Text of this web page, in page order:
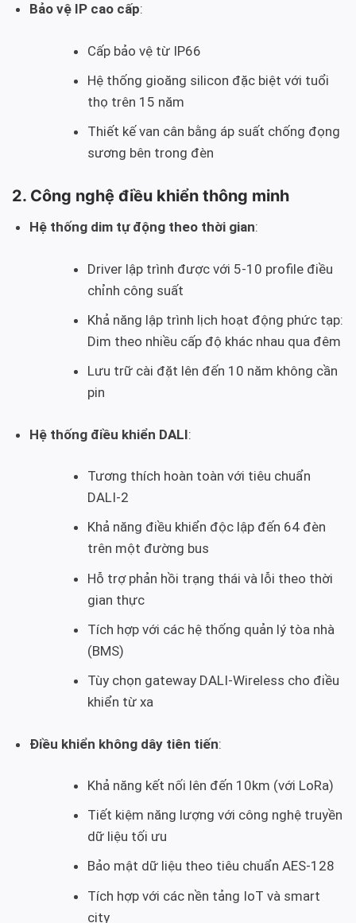
Bảo vệ IP cao cấp:
Cấp bảo vệ từ IP66
Hệ thống gioăng silicon đặc biệt với tuổi
thọ trên 15 năm
Thiết kế van cân bằng áp suất chống đọng
sương bên trong đèn
2. Công nghệ điều khiển thông minh
Hệ thống dim tự động theo thời gian:
Driver lập trình được với 5-10 profile điều
chỉnh công suất
Khả năng lập trình lịch hoạt động phức tạp:
Dim theo nhiều cấp độ khác nhau qua đêm
Lưu trữ cài đặt lên đến 10 năm không cần
pin
Hệ thống điều khiển DALI:
Tương thích hoàn toàn với tiêu chuẩn
DALI-2
Khả năng điều khiển độc lập đến 64 đèn
trên một đường bus
Hỗ trợ phản hồi trạng thái và lỗi theo thời
gian thực
Tích hợp với các hệ thống quản lý tòa nhà
(BMS)
Tùy chọn gateway DALI-Wireless cho điều
khiển từ xa
Điều khiển không dây tiên tiến:
Khả năng kết nối lên đến 10km (với LoRa)
Tiết kiệm năng lượng với công nghệ truyền
dữ liệu tối ưu
Bảo mật dữ liệu theo tiêu chuẩn AES-128
Tích hợp với các nền tảng IoT và smart
city